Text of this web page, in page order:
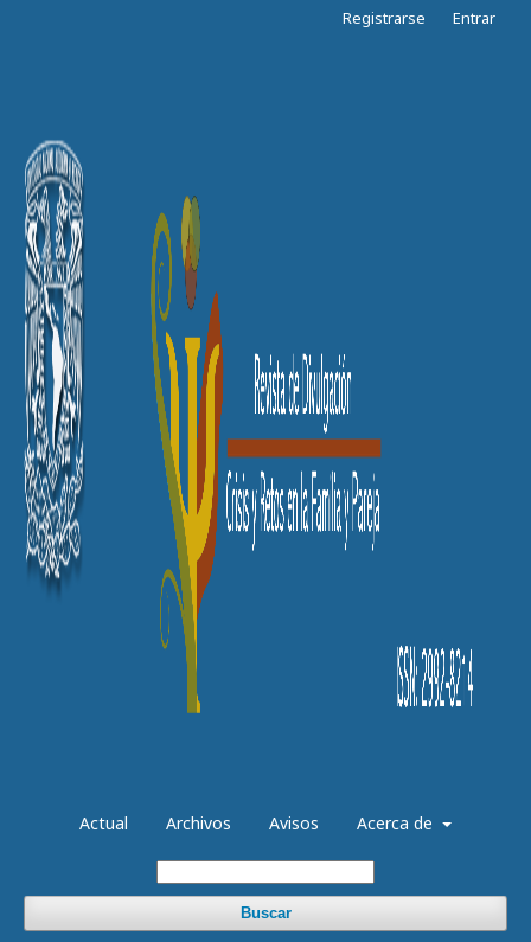
Actual Archivos Avisos Acerca de
Buscar
Registrarse Entrar